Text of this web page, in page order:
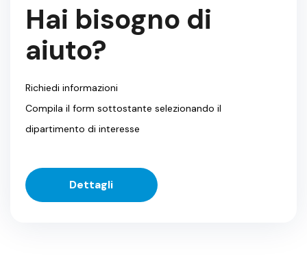
Hai bisogno di
aiuto?
Richiedi informazioni
Compila il form sottostante selezionando il
dipartimento di interesse
Dettagli